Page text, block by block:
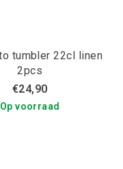
tumbler 22cl linen
2pcs
€24,90
Op voorraad